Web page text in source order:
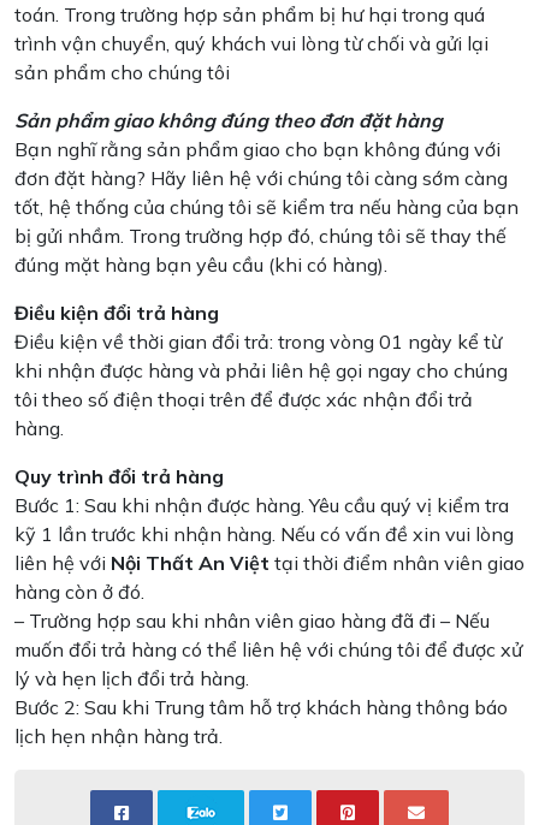
toán. Trong trường hợp sản phẩm bị hư hại trong quá
trình vận chuyển, quý khách vui lòng từ chối và gửi lại
sản phẩm cho chúng tôi
Sản phẩm giao không đúng theo đơn đặt hàng
Bạn nghĩ rằng sản phẩm giao cho bạn không đúng với
đơn đặt hàng? Hãy liên hệ với chúng tôi càng sớm càng
tốt, hệ thống của chúng tôi sẽ kiểm tra nếu hàng của bạn
bị gửi nhầm. Trong trường hợp đó, chúng tôi sẽ thay thế
đúng mặt hàng bạn yêu cầu (khi có hàng).
Điều kiện đổi trả hàng
Điều kiện về thời gian đổi trả: trong vòng 01 ngày kể từ
khi nhận được hàng và phải liên hệ gọi ngay cho chúng
tôi theo số điện thoại trên để được xác nhận đổi trả
hàng.
Quy trình đổi trả hàng
Bước 1: Sau khi nhận được hàng. Yêu cầu quý vị kiểm tra
kỹ 1 lần trước khi nhận hàng. Nếu có vấn đề xin vui lòng
liên hệ với Nội Thất An Việt tại thời điểm nhân viên giao
hàng còn ở đó.
– Trường hợp sau khi nhân viên giao hàng đã đi – Nếu
muốn đổi trả hàng có thể liên hệ với chúng tôi để được xử
lý và hẹn lịch đổi trả hàng.
Bước 2: Sau khi Trung tâm hỗ trợ khách hàng thông báo
lịch hẹn nhận hàng trả.